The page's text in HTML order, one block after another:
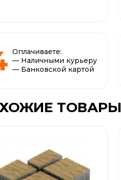
Оплачиваете:
— Наличными курьеру
— Банковской картой
ТОВАРЫ